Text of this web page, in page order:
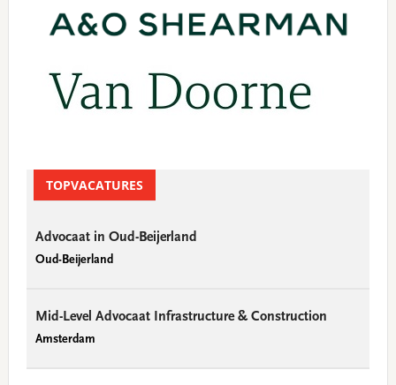
TOPVACATURES
Advocaat in Oud-Beijerland
Oud-Beijerland
Mid-Level Advocaat Infrastructure & Construction
Amsterdam